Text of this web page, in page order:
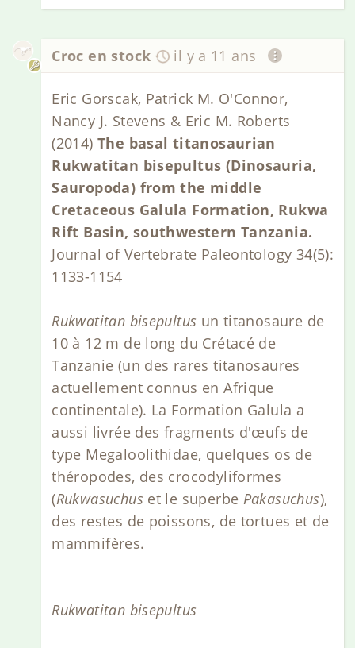
Croc en stock il y a 11 ans
Eric Gorscak, Patrick M. O'Connor,
Nancy J. Stevens & Eric M. Roberts
(2014)The basal titanosaurian
Rukwatitan bisepultus (Dinosauria,
Sauropoda) from the middle
Cretaceous Galula Formation, Rukwa
Rift Basin, southwestern Tanzania.
Journal of Vertebrate Paleontology 34(5):
1133-1154
Rukwatitan bisepultus un titanosaure de
10 à 12 m de long du Crétacé de
Tanzanie (un des rares titanosaures
actuellement connus en Afrique
continentale). La Formation Galula a
aussi livrée des fragments d'œufs de
type Megaloolithidae, quelques os de
théropodes, des crocodyliformes
(Rukwasuchus et le superbe Pakasuchus),
des restes de poissons, de tortues et de
mammifères.
Rukwatitan bisepultus